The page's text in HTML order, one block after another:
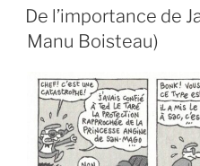
LE
De l’importance de
Manu Boisteau)